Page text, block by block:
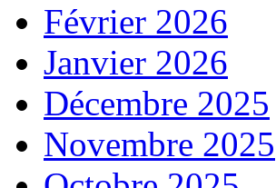
Février 2026
Janvier 2026
Décembre 2025
Novembre 2025